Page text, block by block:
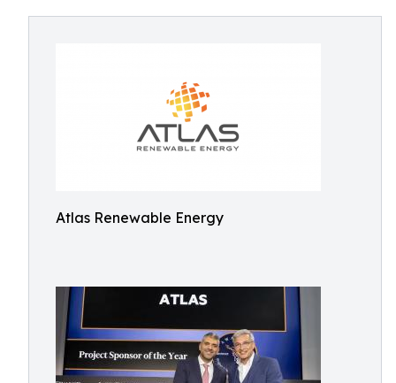
Atlas Renewable Energy